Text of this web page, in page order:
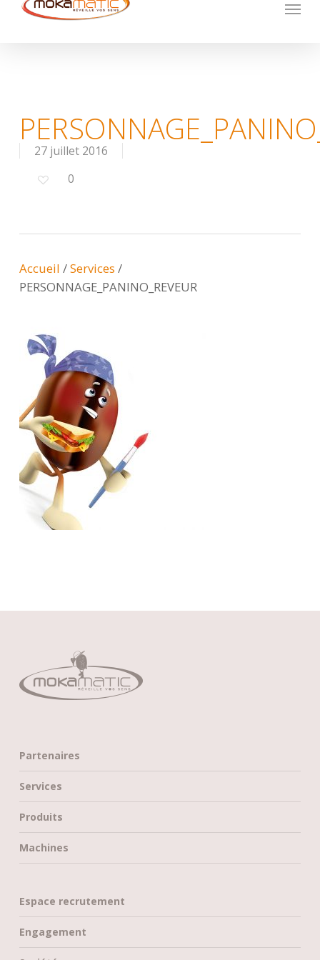
27 juillet 2016
0
Accueil /Services /
PERSONNAGE_PANINO_REVEUR
Partenaires
Services
Produits
Machines
Espace recrutement
Engagement